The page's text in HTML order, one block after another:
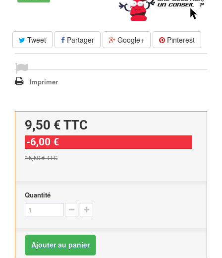
Tweet Partager Google+ Pinterest
Imprimer
9,50 € TTC
-6,00 €
15,50 €TTC
Quantité
Ajouter au panier